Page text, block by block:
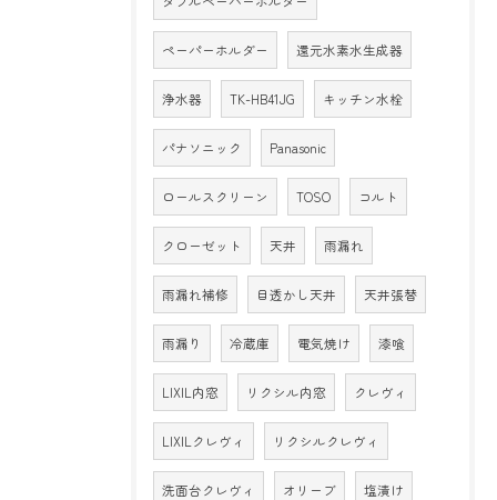
ペーパーホルダー 還元水素水生成器
浄水器 TK-HB41JG キッチン水栓
パナソニック Panasonic
ロールスクリーン TOSO コルト
クローゼット 天井 雨漏れ
雨漏れ補修 目透かし天井 天井張替
雨漏り 冷蔵庫 電気焼け 漆喰
LIXIL内窓 リクシル内窓 クレヴィ
LIXILクレヴィ リクシルクレヴィ
洗面台クレヴィ オリーブ 塩漬け